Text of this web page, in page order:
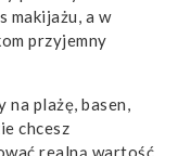
makijażu, a w
przyjemny
na plażę, basen,
chcesz
realną wartość